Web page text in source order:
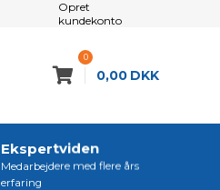
Opret
kundekonto
0
0,00 DKK
Ekspertviden
Medarbejdere med flere års
erfaring